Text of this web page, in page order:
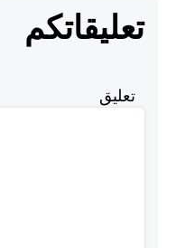
تعليقاتكم
تعليق